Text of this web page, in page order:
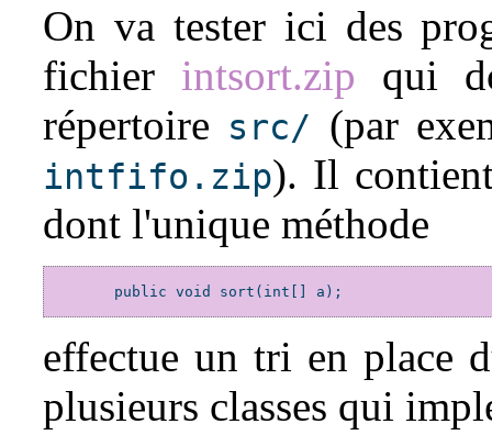
On va tester ici des
fichier intsort.zip qui
répertoire src/ (par
intfifo.zip). Il
dont l'unique méthode
        public void sort(int[] a);
effectue un tri en place
plusieurs classes qui